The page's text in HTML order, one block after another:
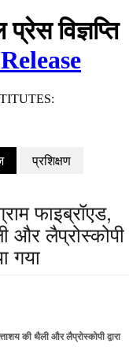
विज्ञप्ति
प्रशिक्षण
फाइब्रॉएड,
और लैप्रोस्कोपी
गया
की थैली और लैप्रोस्कोपी द्वारा